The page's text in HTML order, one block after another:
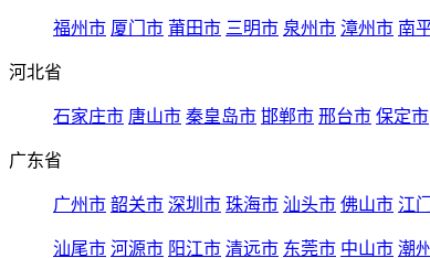
福州市 厦门市 莆田市 三明市 泉州市 漳州市 南
河北省
石家庄市 唐山市 秦皇岛市 邯郸市 邢台市 保定市
广东省
广州市 韶关市 深圳市 珠海市 汕头市 佛山市 江
汕尾市 河源市 阳江市 清远市 东莞市 中山市 潮